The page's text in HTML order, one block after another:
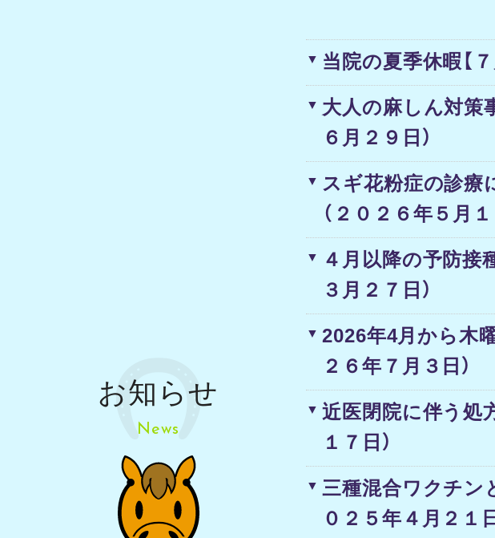
お知らせ
News
当院の夏季休暇【
大人の麻しん対策
６月２９日）
スギ花粉症の診療
（２０２６年５月１
４月以降の予防接
３月２７日）
2026年4月から木
２６年７月３日）
近医閉院に伴う処
１７日）
三種混合ワクチン
０２５年４月２１日